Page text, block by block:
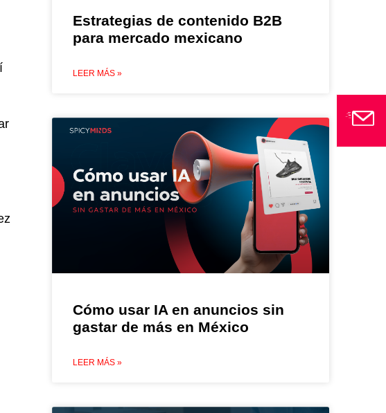
Estrategias de contenido B2B
para mercado mexicano
LEER MÁS »
Cómo usar IA en anuncios sin
gastar de más en México
LEER MÁS »